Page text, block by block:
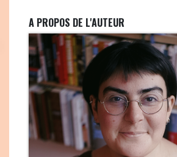
A PROPOS DE L'AUTEUR